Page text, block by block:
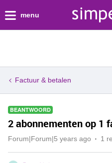
menu
Factuur & betalen
BEANTWOORD
2 abonnementen op 1
Forum|Forum|5 years ago 1